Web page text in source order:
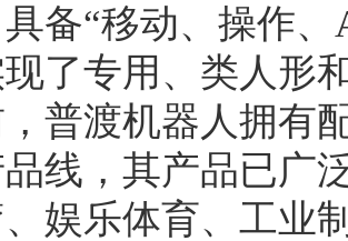
备“移动、操作
了专用、类人形
普渡机器人拥有
线，其产品已广
娱乐体育、工业